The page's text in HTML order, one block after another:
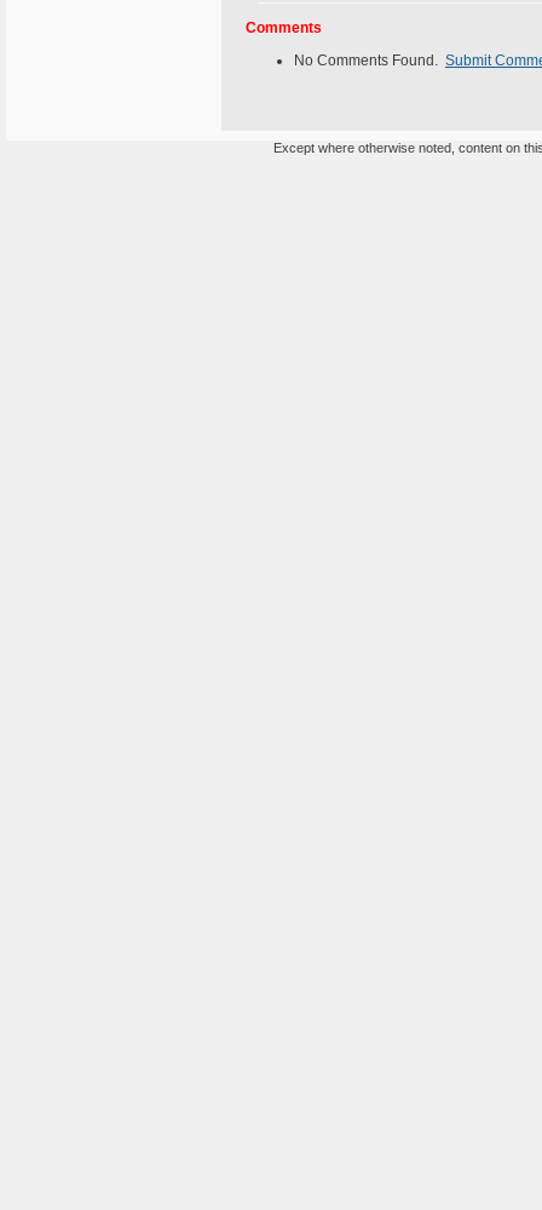
Comments
No Comments Found. Submit
Except where otherwise noted, content on